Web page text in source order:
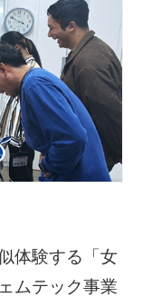
体験する「女
ムテック事業